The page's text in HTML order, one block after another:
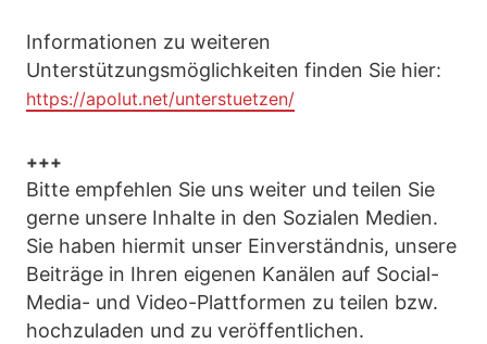
Informationen zu weiteren
Unterstützungsmöglichkeiten finden Sie hier:
https://apolut.net/unterstuetzen/
+++
Bitte empfehlen Sie uns weiter und teilen Sie
gerne unsere Inhalte in den Sozialen Medien.
Sie haben hiermit unser Einverständnis, unsere
Beiträge in Ihren eigenen Kanälen auf Social-
Media- und Video-Plattformen zu teilen bzw.
hochzuladen und zu veröffentlichen.